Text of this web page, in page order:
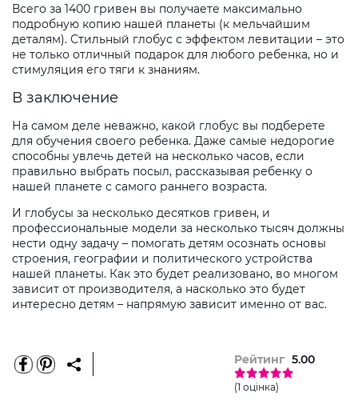
Всего за 1400 гривен вы получаете максимально
подробную копию нашей планеты (к мельчайшим
деталям). Стильный глобус с эффектом левитации – это
не только отличный подарок для любого ребенка, но и
стимуляция его тяги к знаниям.
В заключение
На самом деле неважно, какой глобус вы подберете
для обучения своего ребенка. Даже самые недорогие
способны увлечь детей на несколько часов, если
правильно выбрать посыл, рассказывая ребенку о
нашей планете с самого раннего возраста.
И глобусы за несколько десятков гривен, и
профессиональные модели за несколько тысяч должны
нести одну задачу – помогать детям осознать основы
строения, географии и политического устройства
нашей планеты. Как это будет реализовано, во многом
зависит от производителя, а насколько это будет
интересно детям – напрямую зависит именно от вас.
Рейтинг 5.00
(1 оцінка)